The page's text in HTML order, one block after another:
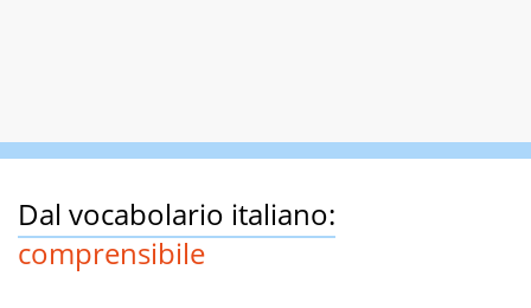
Dal vocabolario italiano:
comprensibile